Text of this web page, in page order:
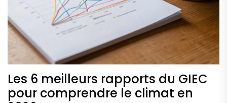
Les 6 meilleurs rapports du GIEC
pour comprendre le climat en